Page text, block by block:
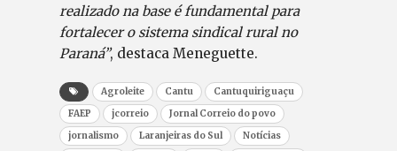
realizado na base é fundamental para
fortalecer o sistema sindical rural no
Paraná”, destaca Meneguette.
Agroleite Cantu
Cantuquiriguaçu
FAEP
jcorreio
Jornal Correio do povo
jornalismo
Laranjeiras do Sul
Notícias